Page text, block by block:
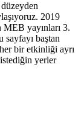
düzeyden
2019
yayınları 3.
sayfayı baştan
bir etkinliği ayrı
yerler